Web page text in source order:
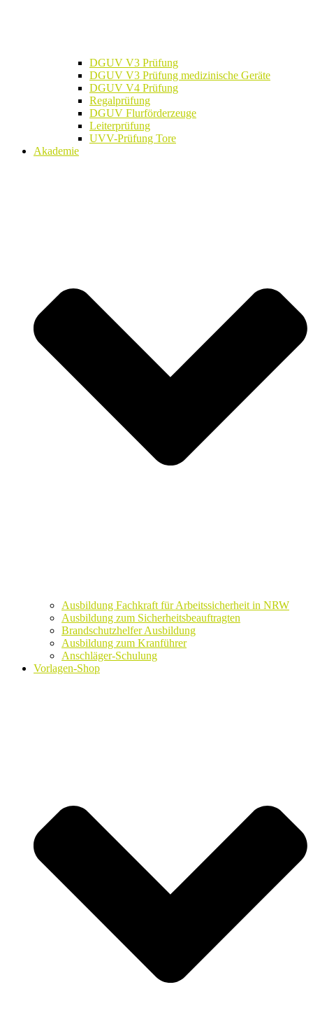
DGUV V3 Prüfung
DGUV V3 Prüfung medizinische Geräte
DGUV V4 Prüfung
Regalprüfung
DGUV Flurförderzeuge
Leiterprüfung
UVV-Prüfung Tore
Akademie
Ausbildung Fachkraft für Arbeitssicherheit in NRW
Ausbildung zum Sicherheitsbeauftragten
Brandschutzhelfer Ausbildung
Ausbildung zum Kranführer
Anschläger-Schulung
Vorlagen-Shop